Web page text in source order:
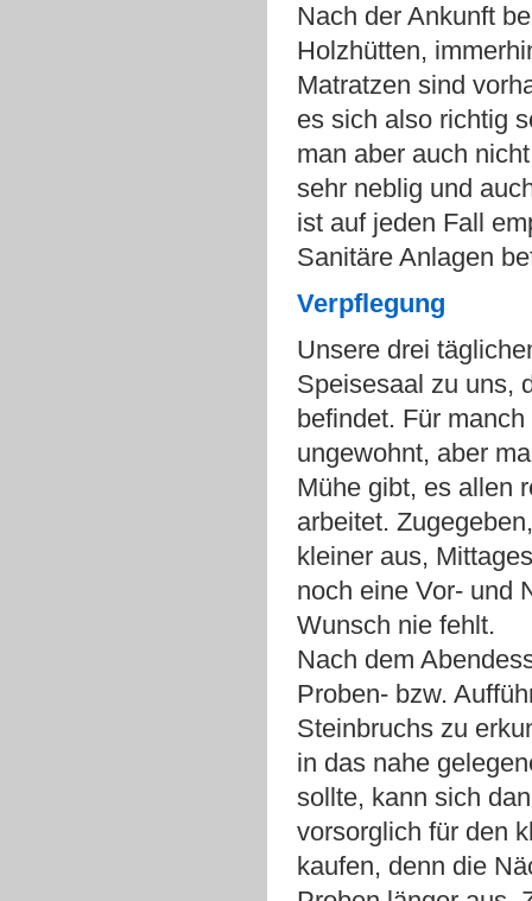
Nach der Ankunft
Holzhütten,
Matratzen sind
es sich also richtig
man aber auch
sehr neblig und
ist auf jeden Fall
Sanitäre Anlagen
Verpflegung
Unsere drei
Speisesaal zu uns,
befindet. Für
ungewohnt, aber
Mühe gibt, es allen
arbeitet.
kleiner aus,
noch eine Vor- und
Wunsch nie fehlt.
Nach dem
Proben- bzw.
Steinbruchs zu
in das nahe
sollte, kann sich
vorsorglich für den
kaufen, denn die